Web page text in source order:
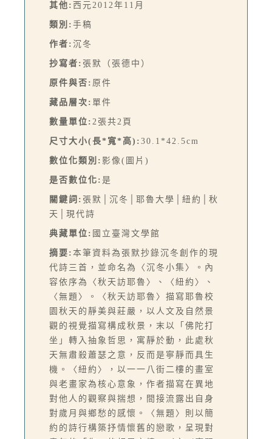
其他: 西元2012年11月
類別: 手稿
作者: 沉冬
抄寫者: 張默（張德中）
原件與否: 原件
藏品層次: 單件
數量單位: 2張共2頁
尺寸大小(長*寬*高): 30.1*42.5cm
數位化類別: 影像(圖片)
是否數位化: 是
關鍵詞: 張默│沉冬│耶魯大學│紐約│秋
天│現代詩
典藏單位: 國立臺灣文學館
摘要: 本筆資料為張默抄錄沉冬創作的現
代詩三首，並命名為〈沉冬小集〉。內
容依序為〈秋天訪耶魯〉、〈紐約〉、
〈無題〉。〈秋天訪耶魯〉描寫耶魯校
園秋天的靜美與莊嚴，以人文及自然景
觀的視覺描寫構成秋景，末以「佛陀打
坐」轉入抽象哲思，寓靜於動，此處秋
天無肅殺蕭瑟之意，反而是寧靜而具生
機。〈紐約〉，以一一八街二樓的畫室
與老畫家為核心意象，作者描寫在異地
對他人的觀察與揣想，間接流露出自身
對歲月與鄉愁的感懷。〈無題〉則以簡
約的詩行構築抒情懷舊的戀歌，呈現對